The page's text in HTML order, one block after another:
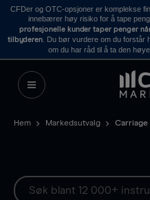
CFDer og OTC-opsjoner er komplekse
innebærer høy risiko for å tape
profesjonelle kunder taper penger
tilbyderen . Du bør vurdere om du
om du har råd til å ta den
Hem Markedsutvalg Carriage